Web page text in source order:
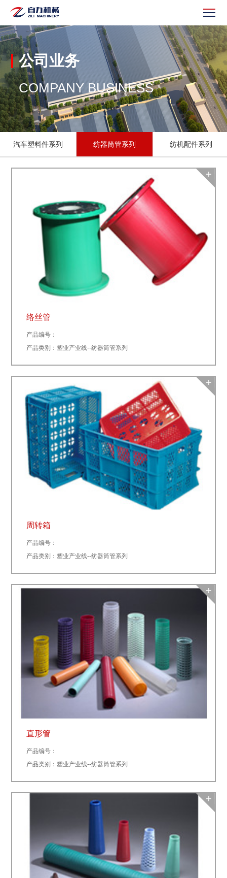
公司业务
COMPANY BUSINESS
汽车塑料件系列 纺器筒管系列 纺机配件系列
络丝管
产品编号：
产品类别：塑业产业线--纺器筒管系列
周转箱
产品编号：
产品类别：塑业产业线--纺器筒管系列
直形管
产品编号：
产品类别：塑业产业线--纺器筒管系列